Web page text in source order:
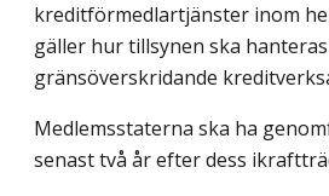
kreditförmedlartjänster inom
gäller hur tillsynen ska
gränsöverskridande
Medlemsstaterna ska ha
senast två år efter dess